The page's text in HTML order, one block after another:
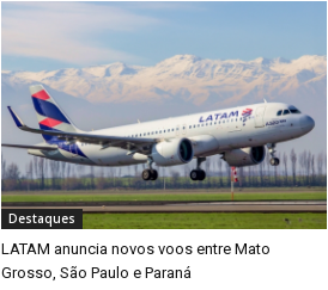
Destaques
LATAM anuncia novos voos entre Mato
Grosso, São Paulo e Paraná